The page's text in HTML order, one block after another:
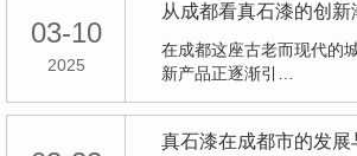
03-10
2025
从成都看真石漆的创
在成都这座古老而现代的
新产品正逐渐引…
真石漆在成都市的发展